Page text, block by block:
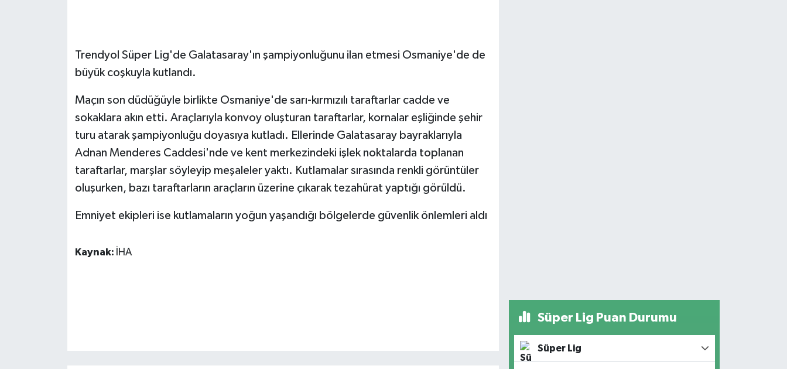
Trendyol Süper Lig'de Galatasaray'ın şampiyonluğunu ilan etmesi Osmaniye'de de
büyük coşkuyla kutlandı.
Maçın son düdüğüyle birlikte Osmaniye'de sarı-kırmızılı taraftarlar cadde ve
sokaklara akın etti. Araçlarıyla konvoy oluşturan taraftarlar, kornalar eşliğinde şehir
turu atarak şampiyonluğu doyasıya kutladı. Ellerinde Galatasaray bayraklarıyla
Adnan Menderes Caddesi'nde ve kent merkezindeki işlek noktalarda toplanan
taraftarlar, marşlar söyleyip meşaleler yaktı. Kutlamalar sırasında renkli görüntüler
oluşurken, bazı taraftarların araçların üzerine çıkarak tezahürat yaptığı görüldü.
Emniyet ekipleri ise kutlamaların yoğun yaşandığı bölgelerde güvenlik önlemleri aldı
Kaynak: İHA
Süper Lig Puan Durumu
Süper Lig
HABERDE İNSAN
İş Dünyası